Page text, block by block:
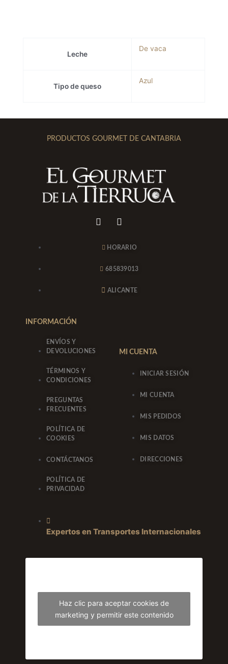
Leche
De vaca
Tipo de queso
Azul
PRODUCTOS GOURMET DE CANTABRIA
I
n
a
r
m
F
a
e
b
o
-
HORARIO
685839013
ALICANTE
INFORMACIÓN
ENVÍOS Y
DEVOLUCIONES
TÉRMINOS Y
CONDICIONES
PREGUNTAS
FRECUENTES
POLÍTICA DE
COOKIES
CONTÁCTANOS
POLÍTICA DE
PRIVACIDAD
MI CUENTA
INICIAR SESIÓN
MI CUENTA
MIS PEDIDOS
MIS DATOS
DIRECCIONES
Expertos en Transportes Internacionales
Haz clic para aceptar cookies de
marketing y permitir este contenido